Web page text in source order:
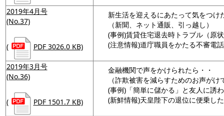
2019年4月号
(No.37)
( PDF 3026.0 KB)
新生活を迎えるにあたって気をつけ
（新聞、ネット通販、引っ越し）
(事例)賃貸住宅退去時トラブル（原
(注意情報)道庁職員をかたる不審電
2019年3月号
(No.36)
( PDF 1501.7 KB)
金融機関で声をかけられたら・・
（詐欺被害を減らすためのお声がけ
(事例)「簡単に儲かる」と友人に誘
(新鮮情報)天皇陛下の退位に便乗し